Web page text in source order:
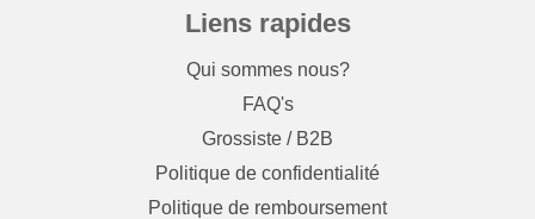
Liens rapides
Qui sommes nous?
FAQ's
Grossiste / B2B
Politique de confidentialité
Politique de remboursement